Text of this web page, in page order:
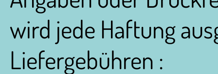
wird jede Haftung
Liefergebühren :